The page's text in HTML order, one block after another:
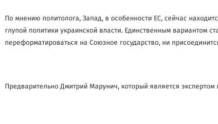
По мнению политолога, Запад, в особенности ЕС, сейчас
глупой политики украинской власти. Единственным вариантом
переформатироваться на Союзное государство, ни
Предварительно Дмитрий Марунич, который является